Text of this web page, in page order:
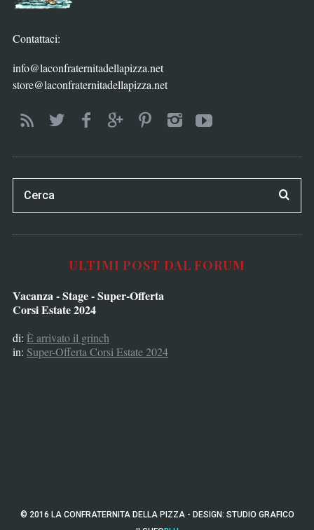
Contattaci:
info@laconfraternitadellapizza.net
store@laconfraternitadellapizza.net
ULTIMI POST DAL FORUM
Vacanza - Stage - Super-Offerta
Corsi Estate 2024
di: È arrivato il grinch
in: Super-Offerta Corsi Estate 2024
© 2016 LA CONFRATERNITA DELLA PIZZA - DESIGN: STUDIO GRAFICO